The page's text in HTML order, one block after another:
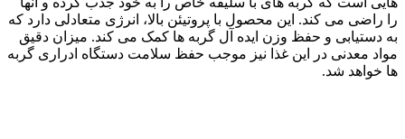
را راضی می کند. این محصول با پروتیئن بالا، انرژی متعادلی دارد که
به دستیابی و حفظ وزن ایده آل گربه ها کمک می کند. میزان دقیق
مواد معدنی در این غذا نیز موجب حفظ سلامت دستگاه ادراری گربه
ها خواهد شد.